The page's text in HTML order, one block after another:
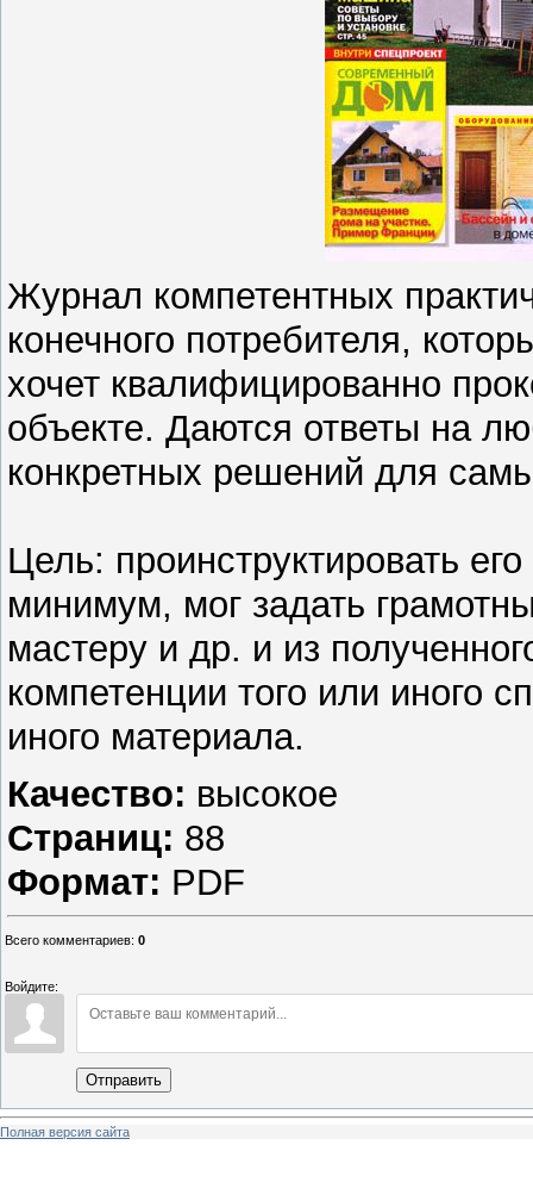
Журнал компетентных
конечного потребителя,
хочет квалифицированно
объекте. Даются ответы на
конкретных решений для
Цель: проинструктировать
минимум, мог задать
мастеру и др. и из
компетенции того или иного
иного материала.
Качество: высокое
Страниц: 88
Формат: PDF
Всего комментариев: 0
Войдите:
Отправить
Полная версия сайта